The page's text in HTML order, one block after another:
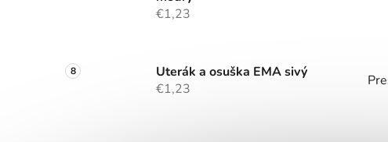
€1,23
Uterák a osuška EMA sivý
€1,23